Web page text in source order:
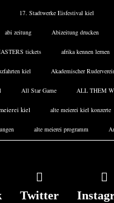
17. Stadtwerke Eisfestival kiel
abi zeitung Abizeitung drucken
tickets afrika kennen lernen
kiel Akademischer
All Star Game ALL THEM
kiel alte meierei kiel konzerte
alte meierei programm
Twitter